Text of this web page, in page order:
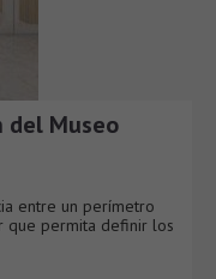
del Museo
entre un perímetro
que permita definir los